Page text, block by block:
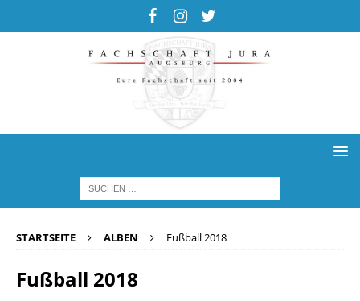
STARTSEITE ALBEN Fußball 2018
Fußball 2018